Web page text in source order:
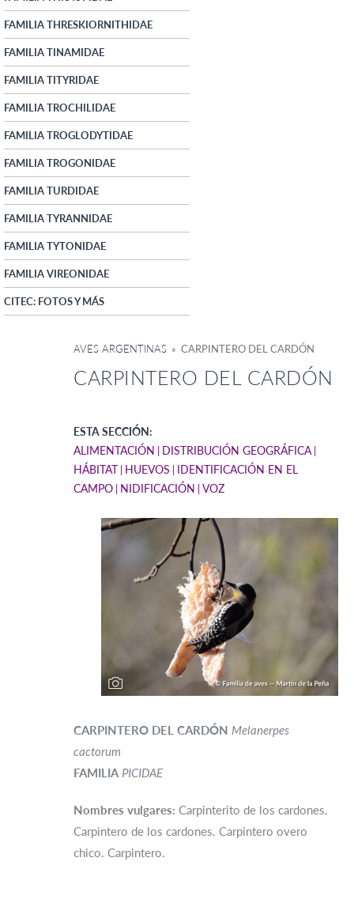
FAMILIA THRESKIORNITHIDAE
FAMILIA TINAMIDAE
FAMILIA TITYRIDAE
FAMILIA TROCHILIDAE
FAMILIA TROGLODYTIDAE
FAMILIA TROGONIDAE
FAMILIA TURDIDAE
FAMILIA TYRANNIDAE
FAMILIA TYTONIDAE
FAMILIA VIREONIDAE
CITEC: FOTOS Y MÁS
AVES ARGENTINAS » CARPINTERO DEL CARDÓN
CARPINTERO DEL CARDÓN
ESTA SECCIÓN:
ALIMENTACIÓN
DISTRIBUCIÓN GEOGRÁFICA
HÁBITAT HUEVOS
IDENTIFICACIÓN EN EL
CAMPO NIDIFICACIÓN VOZ
CARPINTERO DEL CARDÓN Melanerpes
cactorum
FAMILIA PICIDAE
Nombres vulgares: Carpinterito de los cardones.
Carpintero de los cardones. Carpintero overo
chico. Carpintero.